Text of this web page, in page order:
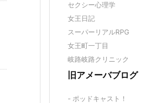
セクシー心理学
女王日記
スーパーリアルRPG
女王町一丁目
岐路岐路クリニック
旧アメーバブログ
- ポッドキャスト！